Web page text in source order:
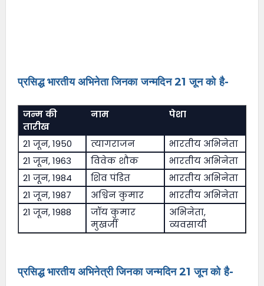
प्रसिद्ध भारतीय अभिनेता जिनका जन्मदिन 21 जून को है-
जन्म की
तारीख
नाम पेशा
21 जून, 1950 त्यागराजन
भारतीय अभिनेता
21 जून, 1963
विवेक शौक
भारतीय अभिनेता
21 जून, 1984
शिव पंडित
भारतीय अभिनेता
21 जून, 1987
अश्विन कुमार
भारतीय अभिनेता
21 जून, 1988
जॉय कुमार
मुखर्जी
अभिनेता,
व्यवसायी
प्रसिद्ध भारतीय अभिनेत्री जिनका जन्मदिन 21 जून को है-